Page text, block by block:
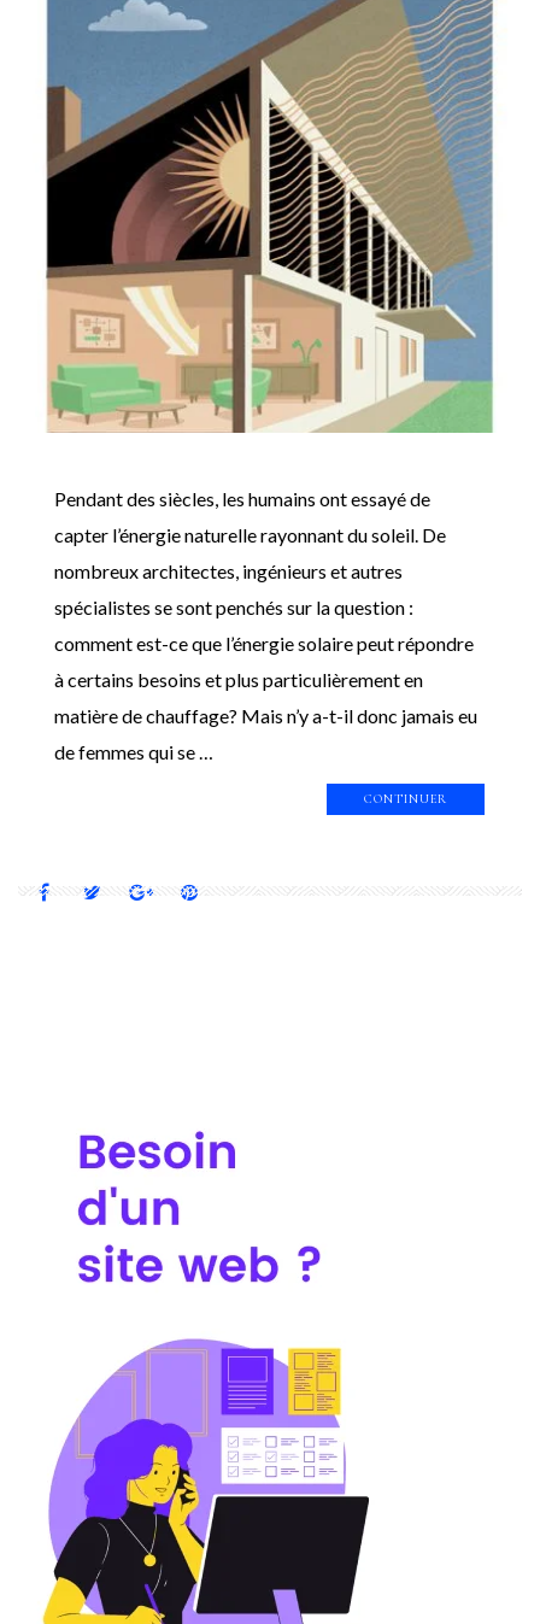
Pendant des siècles, les humains ont essayé de
capter l’énergie naturelle rayonnant du soleil. De
nombreux architectes, ingénieurs et autres
spécialistes se sont penchés sur la question :
comment est-ce que l’énergie solaire peut répondre
à certains besoins et plus particulièrement en
matière de chauffage? Mais n’y a-t-il donc jamais eu
de femmes qui se …
CONTINUER